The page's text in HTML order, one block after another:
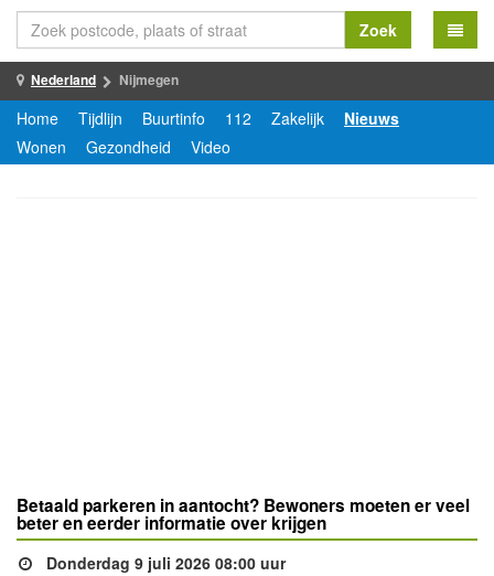
Zoek
Nederland Nijmegen
Home Tijdlijn Buurtinfo 112 Zakelijk
Nieuws
Wonen
Gezondheid Video
Betaald parkeren in aantocht? Bewoners moeten er veel
beter en eerder informatie over krijgen
Donderdag 9 juli 2026 08:00 uur